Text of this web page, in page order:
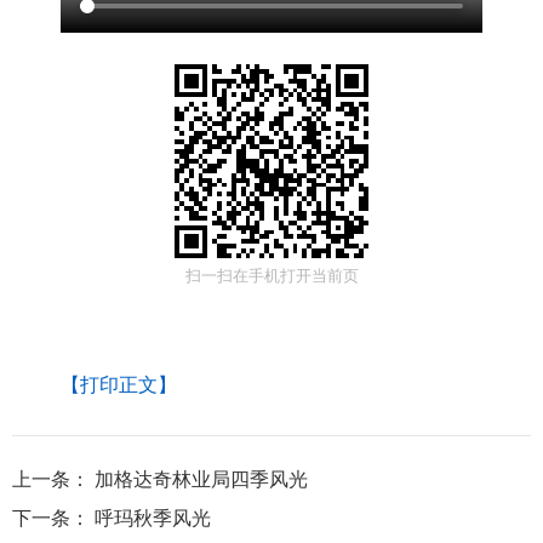
扫一扫在手机打开当前页
【打印正文】
上一条：
加格达奇林业局四季风光
下一条：
呼玛秋季风光